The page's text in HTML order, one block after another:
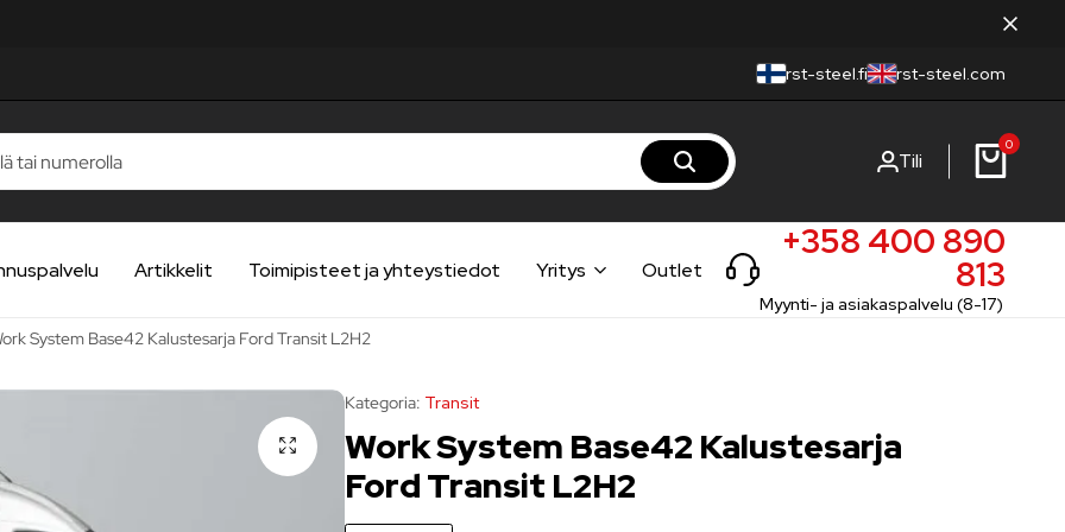
rst-steel.fi rst-steel.com
Tili
0
Artikkelit Toimipisteet ja yhteystiedot Yritys Outlet
+358 400 890
813
Myynti- ja asiakaspalvelu (8-17)
System Base42 Kalustesarja Ford Transit L2H2
Kategoria: Transit
Work System Base42 Kalustesarja
Ford Transit L2H2